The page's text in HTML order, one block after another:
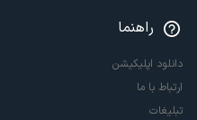
راهنما
دانلود اپلیکیشن
ارتباط با ما
تبلیغات